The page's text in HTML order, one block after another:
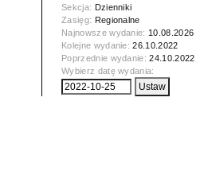
Sekcja: Dzienniki
Zasięg: Regionalne
Najnowsze wydanie: 10.08.2026
Kolejne wydanie:26.10.2022
Poprzednie wydanie:24.10.2022
Wybierz datę wydania: